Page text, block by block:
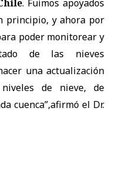
. Fuimos apoyados
principio, y ahora por
poder monitorear y
de las nieves
una actualización
de nieve, de
cuenca”,afirmó el Dr.